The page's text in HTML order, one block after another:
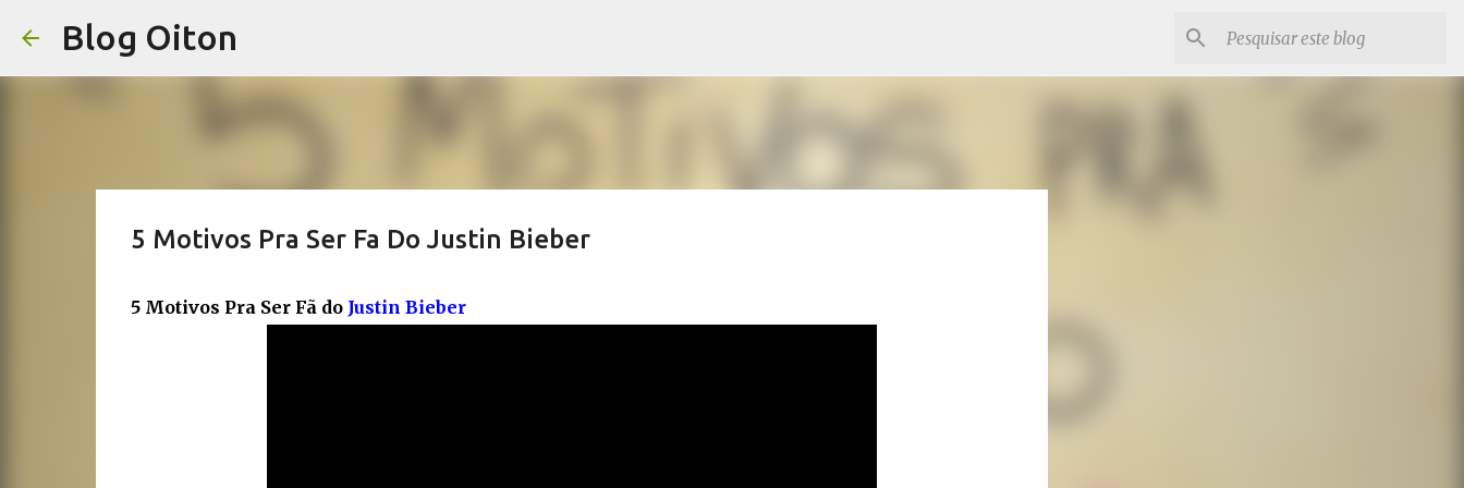
Blog Oiton
5 Motivos Pra Ser Fa Do Justin Bieber
5 Motivos Pra Ser Fã do Justin Bieber